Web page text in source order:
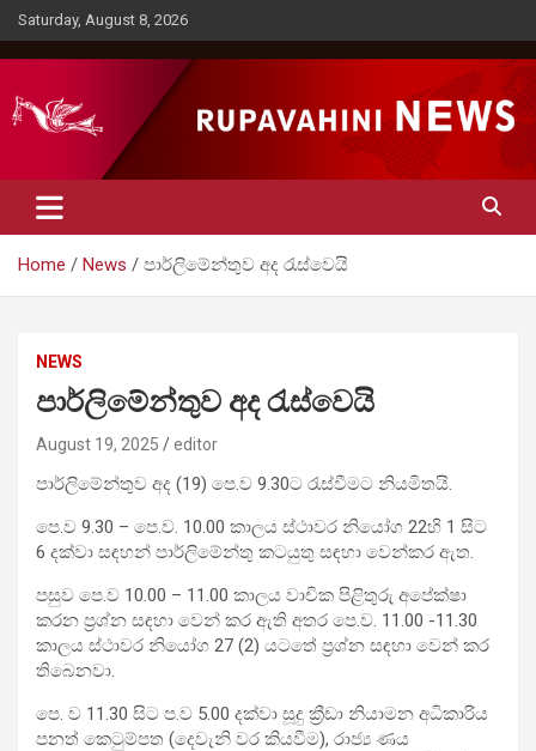
Skip
to
content
Saturday, August 8, 2026
Rupavahini News
Home News පාර්ලිමේන්තුව අද රැස්වෙයි
NEWS
පාර්ලිමේන්තුව අද රැස්වෙයි
August 19, 2025 editor
පාර්ලිමේන්තුව අද (19) පෙ.ව 9.30ට රැස්වීමට නියමිතයි.
පෙ.ව 9.30 – පෙ.ව. 10.00 කාලය ස්ථාවර නියෝග 22හි 1 සිට
6 දක්වා සඳහන් පාර්ලිමේන්තු කටයුතු සඳහා වෙන්කර ඇත.
පසුව පෙ.ව 10.00 – 11.00 කාලය වාචික පිළිතුරු අපේක්ෂා
කරන ප්‍රශ්න සඳහා වෙන් කර ඇති අතර පෙ.ව. 11.00 -11.30
කාලය ස්ථාවර නියෝග 27 (2) යටතේ ප්‍රශ්න සඳහා වෙන් කර
තිබෙනවා.
පෙ. ව 11.30 සිට ප.ව 5.00 දක්වා සූදු ක්‍රීඩා නියාමන අධිකාරිය
පනත් කෙටුම්පත (දෙවැනි වර කියවීම), රාජ්‍ය ණය